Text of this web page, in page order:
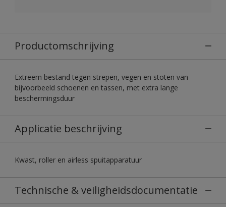
Productomschrijving
Extreem bestand tegen strepen, vegen en stoten van
bijvoorbeeld schoenen en tassen, met extra lange
beschermingsduur
Applicatie beschrijving
Kwast, roller en airless spuitapparatuur
Technische & veiligheidsdocumentatie